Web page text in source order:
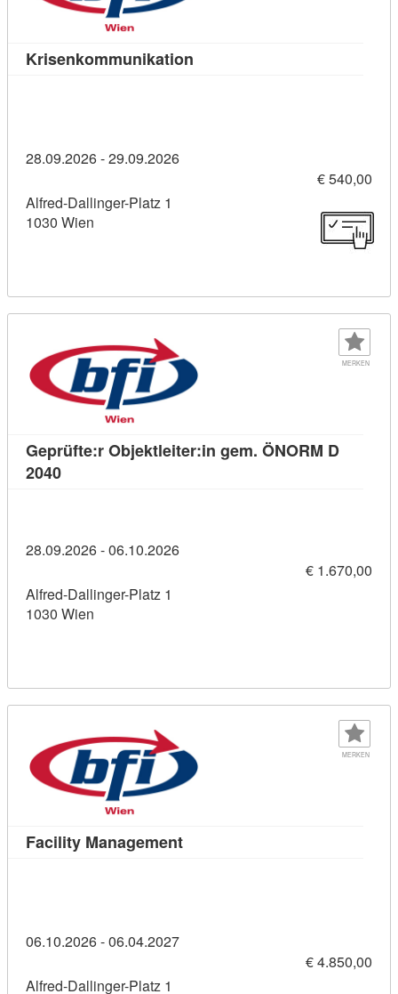
Krisenkommunikation
28.09.2026 - 29.09.2026
€ 540,00
Alfred-Dallinger-Platz 1
1030 Wien
MERKEN
Geprüfte:r Objektleiter:in gem. ÖNORM D
2040Kursdetail: Geprüfte:r Objektleiter:in gem.
28.09.2026 - 06.10.2026
€ 1.670,00
Alfred-Dallinger-Platz 1
1030 Wien
MERKEN
Facility ManagementKursdetail: Facility
06.10.2026 - 06.04.2027
€ 4.850,00
Alfred-Dallinger-Platz 1